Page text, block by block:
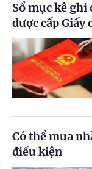
Sổ mục kê ghi
được cấp Giấy
Có thể mua
điều kiện